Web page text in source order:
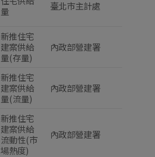
量
臺北市主計處
新推住宅
建案供給
量(存量)
內政部營建署
新推住宅
建案供給
量(流量)
內政部營建署
新推住宅
建案供給
流動性(市
場熱度)
內政部營建署